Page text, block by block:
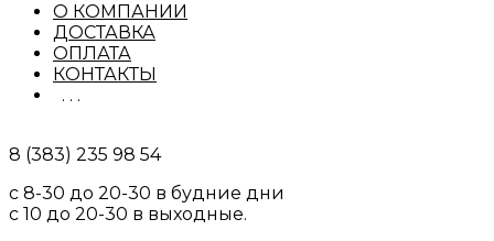
О КОМПАНИИ
ДОСТАВКА
ОПЛАТА
КОНТАКТЫ
. . .
8 (383) 235 98 54
с 8-30 до 20-30 в будние дни
с 10 до 20-30 в выходные.